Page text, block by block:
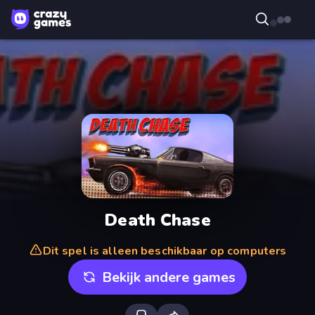
Death Chase
Dit spel is alleen beschikbaar op computers
Bekijk andere games